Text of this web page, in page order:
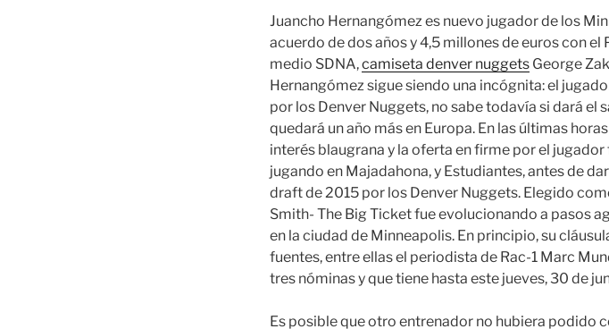
Juancho Hernangómez es nuevo jugador de los
acuerdo de dos años y 4,5 millones de euros con
medio SDNA,camiseta denver nuggets George
Hernangómez sigue siendo una incógnita: el
por los Denver Nuggets, no sabe todavía si dará el
quedará un año más en Europa. En las últimas
interés blaugrana y la oferta en firme por el
jugando en Majadahona, y Estudiantes, antes de
draft de 2015 por los Denver Nuggets. Elegido
Smith- The Big Ticket fue evolucionando a pasos
en la ciudad de Minneapolis. En principio, su
fuentes, entre ellas el periodista de Rac-1 Marc
tres nóminas y que tiene hasta este jueves, 30 de
Es posible que otro entrenador no hubiera podido